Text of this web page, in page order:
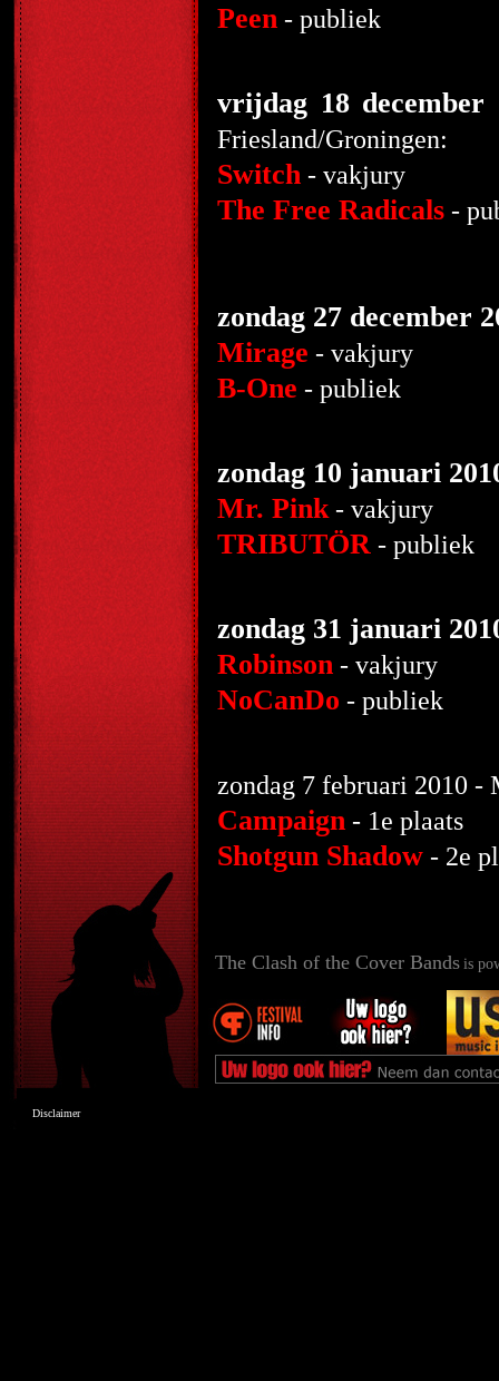
Peen -
vrijdag 18 december
Friesland/Groningen:
Switch - vakjury
The Free Radicals -
zondag 27 december
Mirage - vakjury
B-One -
zondag 10 januari
Mr. Pink - vakjury
TRIBUTÖR -
zondag 31 januari
Robinson - vakjury
NoCanDo -
zondag 7 februari 2010
Campaign - 1e plaats
Shotgun Shadow -
The Clash of the Cover Bands is
Disclaimer